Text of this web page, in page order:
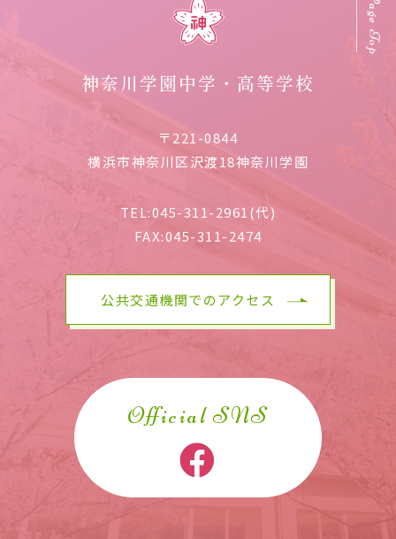
神奈川学園中学・高等学校
〒221-0844
横浜市神奈川区沢渡18神奈川学園
TEL:045-311-2961(代)
FAX:045-311-2474
公共交通機関でのアクセス
Official SNS
Page Top